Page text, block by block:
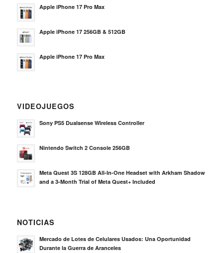
Apple iPhone 17 Pro Max
Apple iPhone 17 256GB & 512GB
Apple iPhone 17 Pro Max
VIDEOJUEGOS
Sony PS5 Dualsense Wireless Controller
Nintendo Switch 2 Console 256GB
Meta Quest 3S 128GB All-In-One Headset with Arkham Shadow
and a 3-Month Trial of Meta Quest+ Included
NOTICIAS
Mercado de Lotes de Celulares Usados: Una Oportunidad
Durante la Guerra de Aranceles